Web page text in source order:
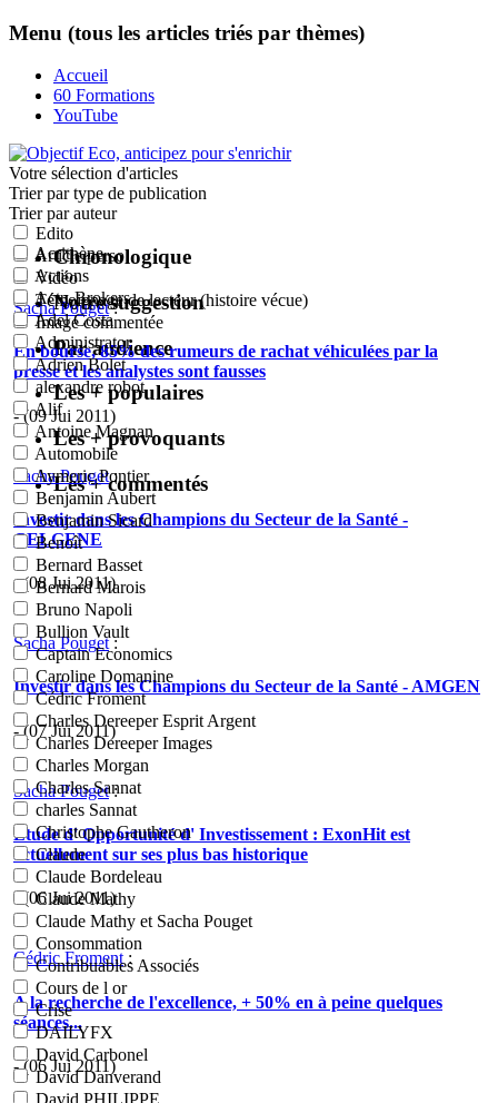
Menu (tous les articles triés par thèmes)
Accueil
60 Formations
YouTube
Votre sélection d'articles
Trier par type de publication
Edito
Article perso
Vidéo
Témoignage de lecteur (histoire vécue)
Image commentée
Trier par auteur
Acrithène
Actions
Actu-Brokers
Adel Costa
Administrator
Adrien Bolet
alexandre robot
Alif
Antoine Magnan
Automobile
Aymeric Pontier
Benjamin Aubert
Benjamin Sicard
Benoît
Bernard Basset
Bernard Marois
Bruno Napoli
Bullion Vault
Captain Economics
Caroline Domanine
Cédric Froment
Charles Dereeper Esprit Argent
Charles Dereeper Images
Charles Morgan
Charles Sannat
charles Sannat
Christophe Gautheron
Claude
Claude Bordeleau
Claude Mathy
Claude Mathy et Sacha Pouget
Consommation
Contribuables Associés
Cours de l or
Crise
DAILYFX
David Carbonel
David Danverand
Chronologique
Notre suggestion
Par audience
Les + populaires
Les + provoquants
Les + commentés
Sacha Pouget:
En bourse, 85% des rumeurs de rachat véhiculées par la
presse et les analystes sont fausses
- (09 Jui 2011)
Sacha Pouget:
Investir dans les Champions du Secteur de la Santé -
CELGENE
- (08 Jui 2011)
Sacha Pouget:
Investir dans les Champions du Secteur de la Santé - AMGEN
- (07 Jui 2011)
Sacha Pouget:
Etude d' Opportunité d' Investissement : ExonHit est
actuellement sur ses plus bas historique
- (06 Jui 2011)
Cédric Froment :
A la recherche de l'excellence, + 50% en à peine quelques
séances...
- (06 Jui 2011)